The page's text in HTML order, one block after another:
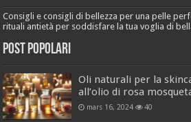
Consigli e consigli di bellezza per una pelle
rituali antietà per soddisfare la tua voglia di
Post popolari
Oli naturali per la
all’olio di rosa
mars 16, 2024 40